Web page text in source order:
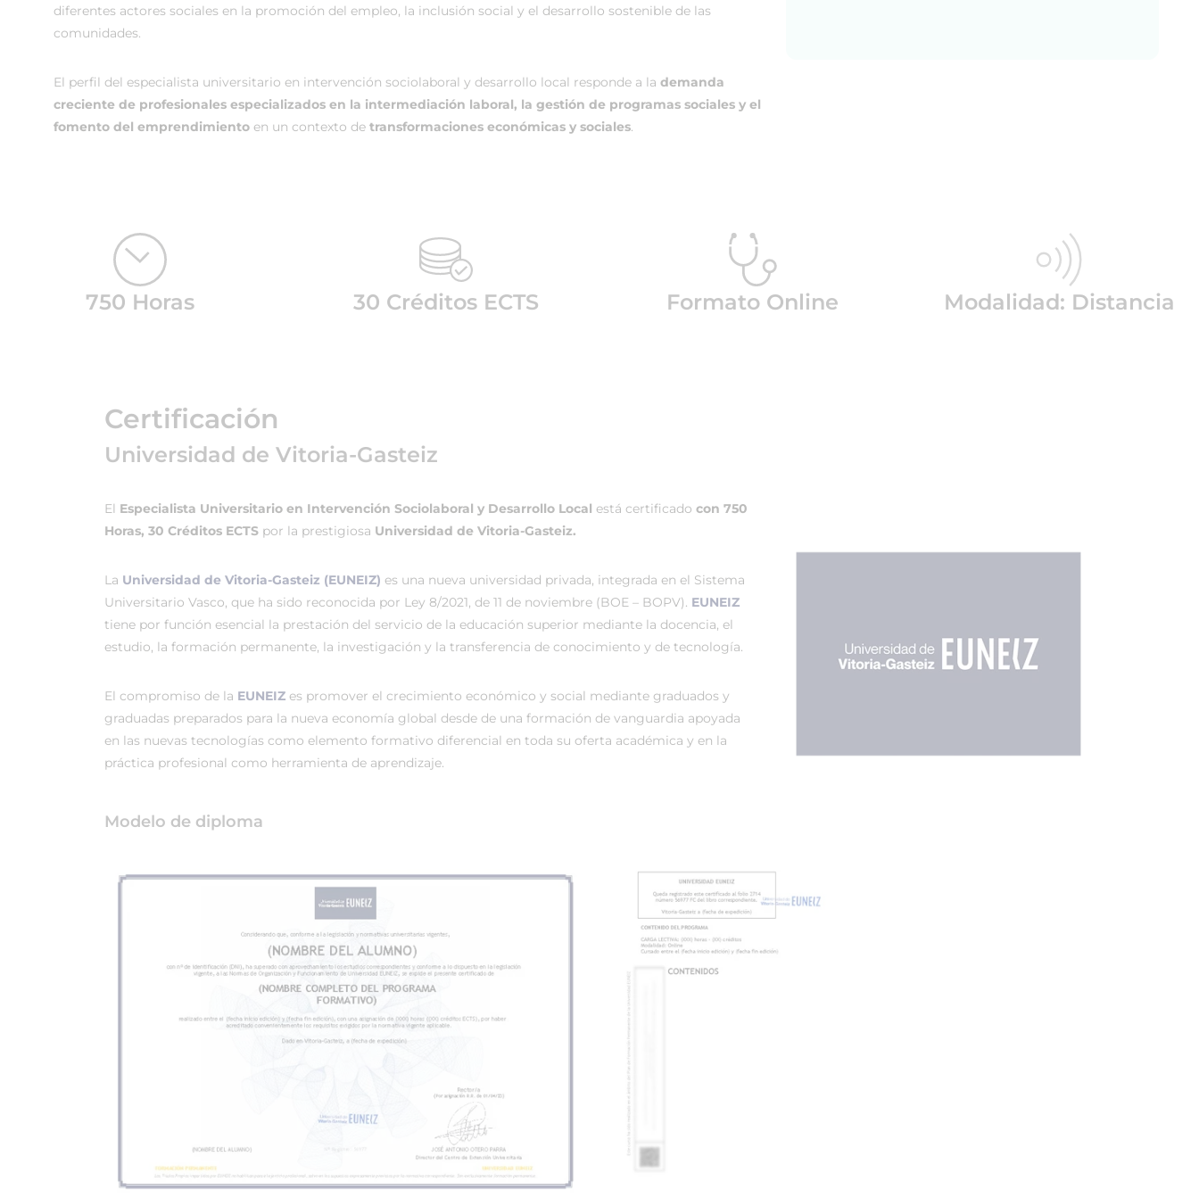
diferentes actores sociales en la promoción del empleo, la inclusión social y el desarrollo sostenible de las
comunidades.
El perfil del especialista universitario en intervención sociolaboral y desarrollo local responde a la demanda
creciente de profesionales especializados en la intermediación laboral, la gestión de programas sociales y el
fomento del emprendimiento en un contexto de transformaciones económicas y sociales.
750 Horas 30 Créditos ECTS Formato Online Modalidad: Distancia
Certificación
Universidad de Vitoria-Gasteiz
El Especialista Universitario en Intervención Sociolaboral y Desarrollo Local está certificado con 750
Horas, 30 Créditos ECTS por la prestigiosa Universidad de Vitoria-Gasteiz.
La Universidad de Vitoria-Gasteiz (EUNEIZ) es una nueva universidad privada, integrada en el Sistema
Universitario Vasco, que ha sido reconocida por Ley 8/2021, de 11 de noviembre (BOE – BOPV). EUNEIZ
tiene por función esencial la prestación del servicio de la educación superior mediante la docencia, el
estudio, la formación permanente, la investigación y la transferencia de conocimiento y de tecnología.
El compromiso de la EUNEIZ es promover el crecimiento económico y social mediante graduados y
graduadas preparados para la nueva economía global desde de una formación de vanguardia apoyada
en las nuevas tecnologías como elemento formativo diferencial en toda su oferta académica y en la
práctica profesional como herramienta de aprendizaje.
Modelo de diploma